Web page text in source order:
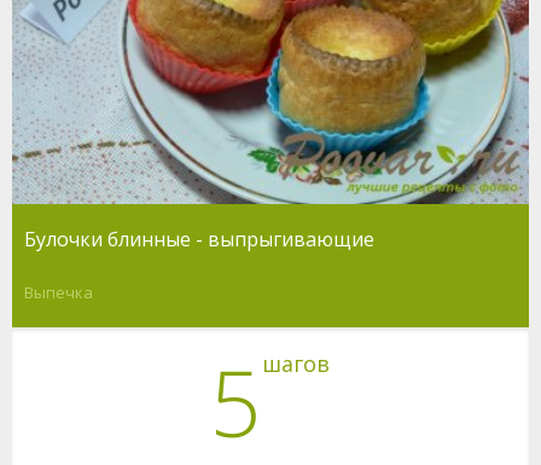
Булочки блинные - выпрыгивающие
Выпечка
5 шагов